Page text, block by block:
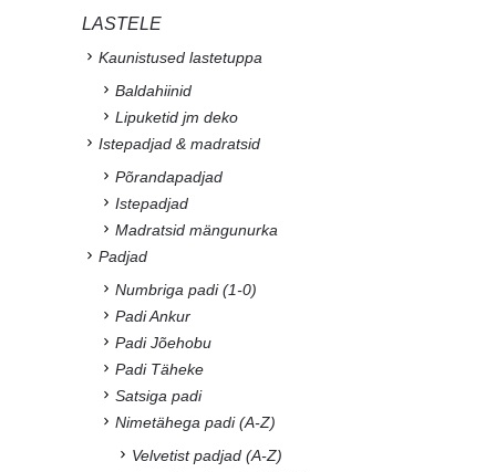
LASTELE
Kaunistused lastetuppa
Baldahiinid
Lipuketid jm deko
Istepadjad & madratsid
Põrandapadjad
Istepadjad
Madratsid mängunurka
Padjad
Numbriga padi (1-0)
Padi Ankur
Padi Jõehobu
Padi Täheke
Satsiga padi
Nimetähega padi (A-Z)
Velvetist padjad (A-Z)